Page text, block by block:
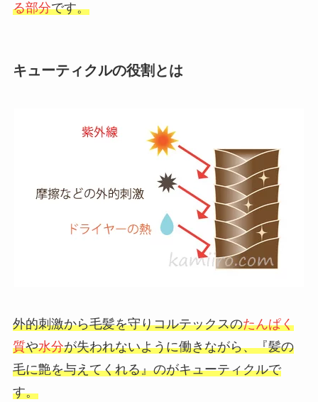
る部分です。
キューティクルの役割とは
外的刺激から毛髪を守りコルテックスのたんぱく
質や水分が失われないように働きながら、『髪の
毛に艶を与えてくれる』のがキューティクルで
す。